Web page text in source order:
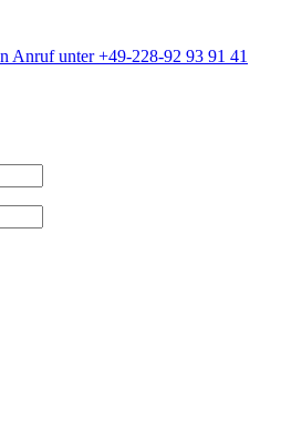
Anruf unter +49-228-92 93 91 41